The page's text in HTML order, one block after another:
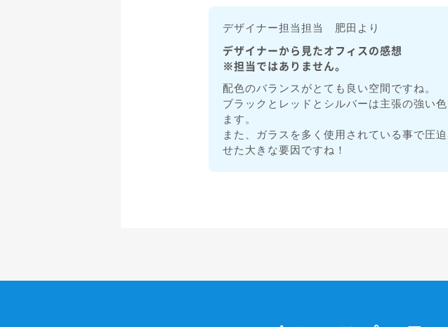
デザイナー担当担当 肥田より
デザイナーから見たオフィスの感想
※担当ではありません。
配色のバランスがとても良い空間ですね。
ブラックとレッドとシルバーは主張の強い
ます。
また、ガラスを多く使用されている事で圧
せた大きな要因ですね！